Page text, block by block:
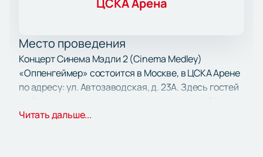
ЦСКА Арена
Место проведения
Концерт Синема Мэдли 2 (Cinema Medley)
«Оппенгеймер» состоится в Москве, в ЦСКА Арене
по адресу: ул. Автозаводская, д. 23А. Здесь гостей
акустикой — каждый услышит даже самые тонкие
Читать дальше...